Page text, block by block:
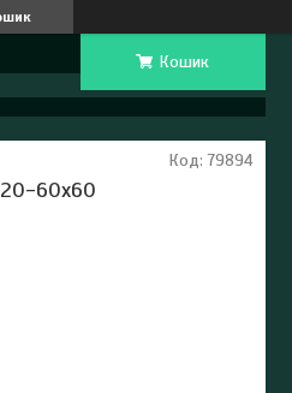
Кошик
20-60х60
Код:79894